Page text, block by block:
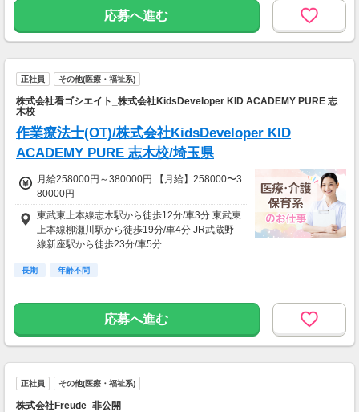
応募へ進む
正社員 その他(医療・福祉系)
株式会社看ゴシエイト_株式会社KidsDeveloper KID ACADEMY PURE 志
木校
作業療法士(OT)/株式会社KidsDeveloper KID
ACADEMY PURE 志木校/埼玉県
月給258000円～380000円 【月給】258000〜3
80000円
東武東上本線志木駅から徒歩12分/車3分 東武東
上本線柳瀬川駅から徒歩19分/車4分 JR武蔵野
線新座駅から徒歩23分/車5分
長期 年齢不問
応募へ進む
正社員 その他(医療・福祉系)
株式会社Freude_非公開